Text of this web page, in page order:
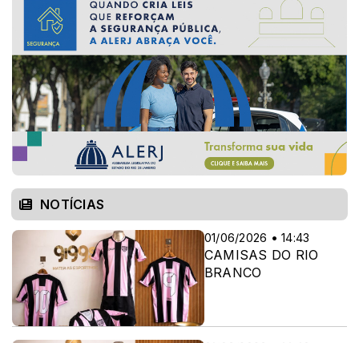
NOTÍCIAS
01/06/2026 • 14:43
CAMISAS DO RIO
BRANCO